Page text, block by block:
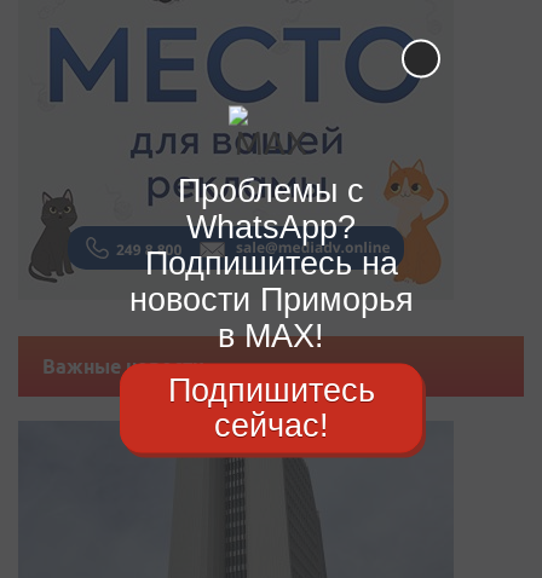
Важные новости
Проблемы с
WhatsApp?
Подпишитесь на
новости Приморья
в MAX!
Подпишитесь
сейчас!